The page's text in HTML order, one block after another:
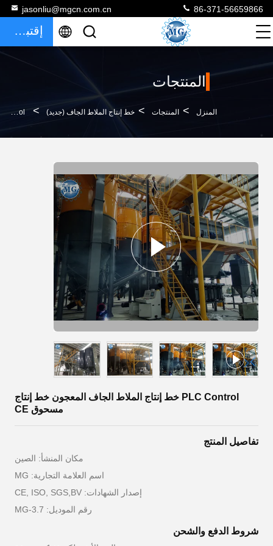
jasonliu@mgcn.com.cn 86-371-56659866
إقتباس
المنتجات
المنزل > المنتجات > خط إنتاج الملاط الجاف (جديد) > PLC Control خط إنتاج الملاط الجاف المعجون خط إنتاج مسحوق CE
PLC Control خط إنتاج الملاط الجاف المعجون خط إنتاج
مسحوق CE
تفاصيل المنتج
مكان المنشأ: الصين
اسم العلامة التجارية: MG
إصدار الشهادات: CE, ISO, SGS,BV
رقم الموديل: MG-3.7
شروط الدفع والشحن